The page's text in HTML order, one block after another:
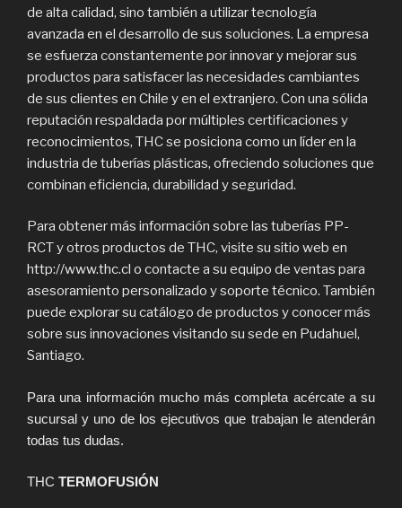
de alta calidad, sino también a utilizar tecnología
avanzada en el desarrollo de sus soluciones. La empresa
se esfuerza constantemente por innovar y mejorar sus
productos para satisfacer las necesidades cambiantes
de sus clientes en Chile y en el extranjero. Con una sólida
reputación respaldada por múltiples certificaciones y
reconocimientos, THC se posiciona como un líder en la
industria de tuberías plásticas, ofreciendo soluciones que
combinan eficiencia, durabilidad y seguridad.
Para obtener más información sobre las tuberías PP-
RCT y otros productos de THC, visite su sitio web en
http://www.thc.cl o contacte a su equipo de ventas para
asesoramiento personalizado y soporte técnico. También
puede explorar su catálogo de productos y conocer más
sobre sus innovaciones visitando su sede en Pudahuel,
Santiago.
Para una información mucho más completa acércate a su
sucursal y uno de los ejecutivos que trabajan le atenderán
todas tus dudas.
THC TERMOFUSIÓN